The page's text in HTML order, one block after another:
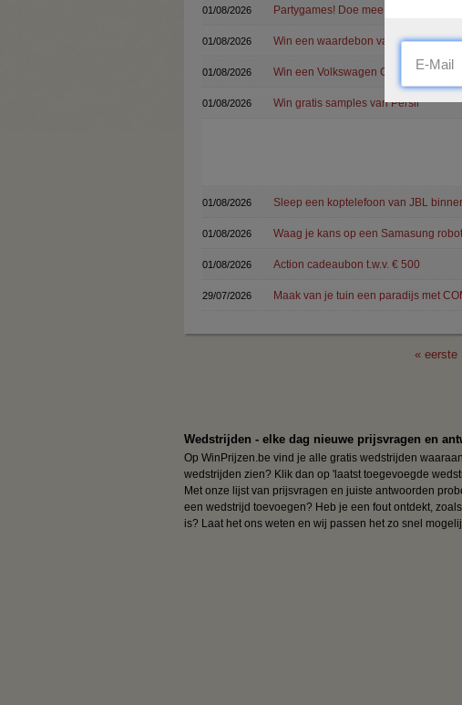
01/08/2026 Partygames! Doe mee en win
01/08/2026 Win een waardebon van ICI Paris XL
01/08/2026 Win een Volkswagen Gold
01/08/2026 Win gratis samples van Persil
01/08/2026 Sleep een koptelefoon van JBL
01/08/2026 Waag je kans op een Samasung
01/08/2026 Action cadeaubon t.w.v. € 500
29/07/2026 Maak van je tuin een paradijs met
« eerste
Wedstrijden - elke dag nieuwe prijsvragen en
Op WinPrijzen.be vind je alle gratis wedstrijden
wedstrijden zien? Klik dan op 'laatst toegevoegde
Met onze lijst van prijsvragen en juiste antwoorden
een wedstrijd toevoegen? Heb je een fout ontdekt,
is? Laat het ons weten en wij passen het zo snel